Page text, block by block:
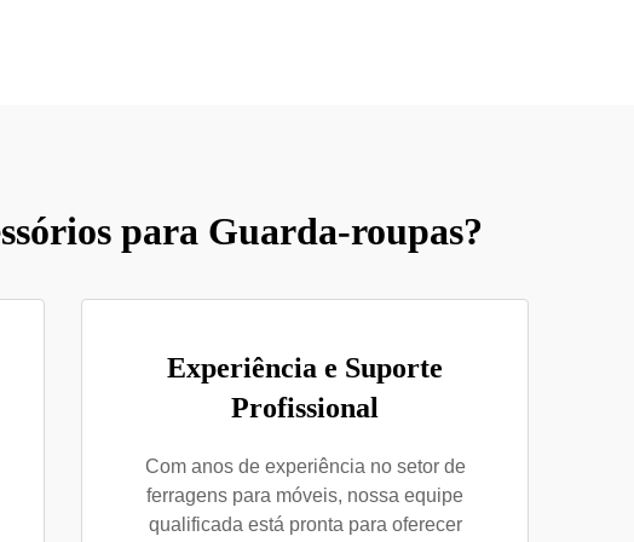
para Guarda-roupas?
Experiência e Suporte
Profissional
Com anos de experiência no setor de
ferragens para móveis, nossa equipe
qualificada está pronta para oferecer